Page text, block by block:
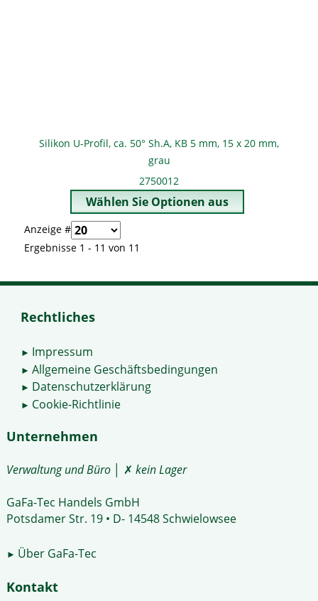
Silikon U-Profil, ca. 50° Sh.A, KB 5 mm, 15 x 20 mm,
grau
2750012
Anzeige #
Ergebnisse 1 - 11 von 11
Rechtliches
► Impressum
► Allgemeine Geschäftsbedingungen
► Datenschutzerklärung
► Cookie-Richtlinie
Unternehmen
Verwaltung und Büro│ ✗ kein Lager
GaFa-Tec Handels GmbH
Potsdamer Str. 19 • D- 14548 Schwielowsee
► Über GaFa-Tec
Kontakt